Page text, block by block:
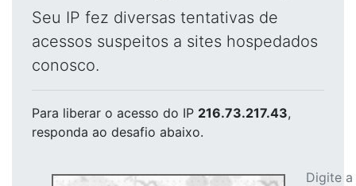
Seu IP fez diversas tentativas de
acessos suspeitos a sites hospedados
conosco.
Para liberar o acesso do IP 216.73.217.43,
responda ao desafio abaixo.
Digite